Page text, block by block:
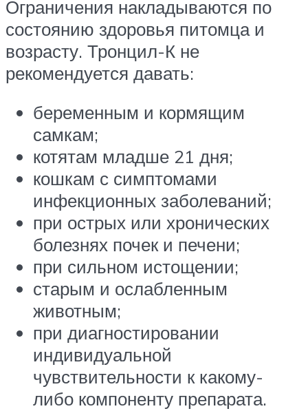
Ограничения накладываются по
состоянию здоровья питомца и
возрасту. Тронцил-К не
рекомендуется давать:
беременным и кормящим
самкам;
котятам младше 21 дня;
кошкам с симптомами
инфекционных заболеваний;
при острых или хронических
болезнях почек и печени;
при сильном истощении;
старым и ослабленным
животным;
при диагностировании
индивидуальной
чувствительности к какому-
либо компоненту препарата.